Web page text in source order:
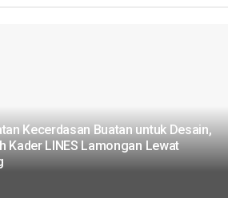
Kecerdasan Buatan untuk Desain,
Kader LINES Lamongan Lewat